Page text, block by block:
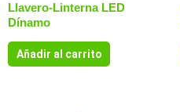
Llavero-Linterna LED
Dínamo
Añadir al carrito